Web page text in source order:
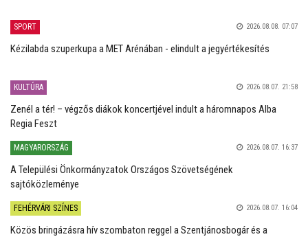
SPORT 2026.08.08. 07:07
Kézilabda szuperkupa a MET Arénában - elindult a jegyértékesítés
KULTÚRA 2026.08.07. 21:58
Zenél a tér! – végzős diákok koncertjével indult a háromnapos Alba
Regia Feszt
MAGYARORSZÁG 2026.08.07. 16:37
A Települési Önkormányzatok Országos Szövetségének
sajtóközleménye
FEHÉRVÁRI SZÍNES 2026.08.07. 16:04
Közös bringázásra hív szombaton reggel a Szentjánosbogár és a